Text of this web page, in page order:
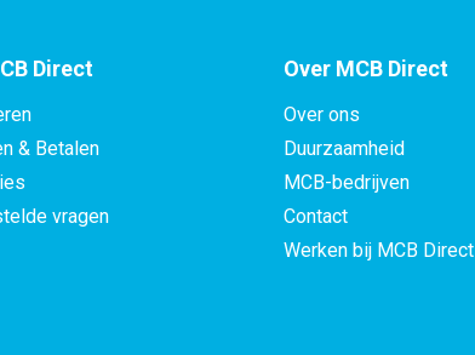
40x5 Pb max 2,5%
50x5 Pb max 2,5%
60x5 Pb max 2,5%
80x5 Pb max 2,5%
Direct
& Betalen
vragen
Over MCB Direct
Over ons
Duurzaamheid
MCB-bedrijven
Contact
Werken bij MCB Direct